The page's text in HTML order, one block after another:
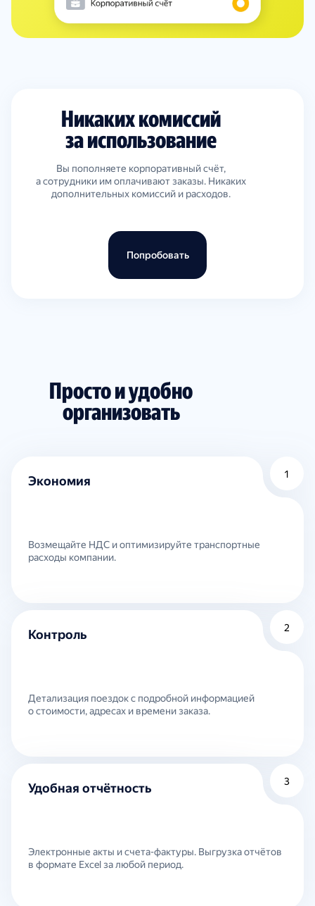
Никаких комиссий
за использование
Вы пополняете корпоративный счёт,
а сотрудники им оплачивают заказы. Никаких
дополнительных комиссий и расходов.
Попробовать
Просто и удобно
организовать
1
Экономия
Возмещайте НДС и оптимизируйте транспортные
расходы компании.
2
Контроль
Детализация поездок с подробной информацией
о стоимости, адресах и времени заказа.
3
Удобная отчётность
Электронные акты и счета-фактуры. Выгрузка отчётов
в формате Excel за любой период.